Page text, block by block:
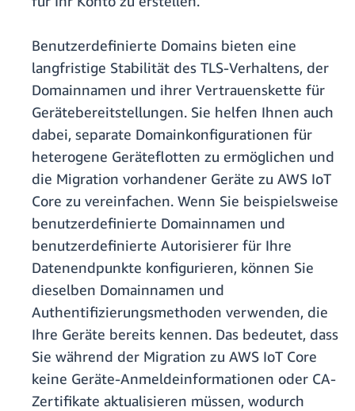
Benutzerdefinierte Domains bieten eine
langfristige Stabilität des TLS-Verhaltens, der
Domainnamen und ihrer Vertrauenskette für
Gerätebereitstellungen. Sie helfen Ihnen auch
dabei, separate Domainkonfigurationen für
heterogene Geräteflotten zu ermöglichen und
die Migration vorhandener Geräte zu AWS IoT
Core zu vereinfachen. Wenn Sie beispielsweise
benutzerdefinierte Domainnamen und
benutzerdefinierte Autorisierer für Ihre
Datenendpunkte konfigurieren, können Sie
dieselben Domainnamen und
Authentifizierungsmethoden verwenden, die
Ihre Geräte bereits kennen. Das bedeutet, dass
Sie während der Migration zu AWS IoT Core
keine Geräte-Anmeldeinformationen oder CA-
Zertifikate aktualisieren müssen, wodurch